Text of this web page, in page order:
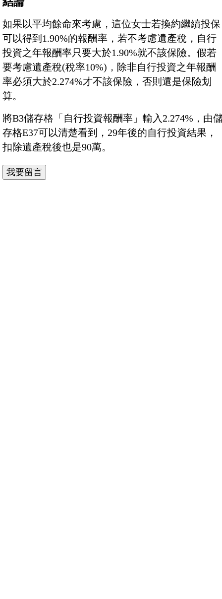
如果以平均餘命來考慮，這位女士若換約繼續投保
可以得到1.90%的報酬率，若不考慮遺產稅，自行
投資之年報酬率只要大於1.90%就不該保險。假若
要考慮遺產稅(稅率10%)，除非自行投資之年報酬
率必須大於2.274%才不該保險，否則還是保險划
算。
將B3儲存格「自行投資報酬率」輸入2.274%，由
存格E37可以清楚看到，29年後的自行投資結果，
扣除遺產稅後也是90萬。